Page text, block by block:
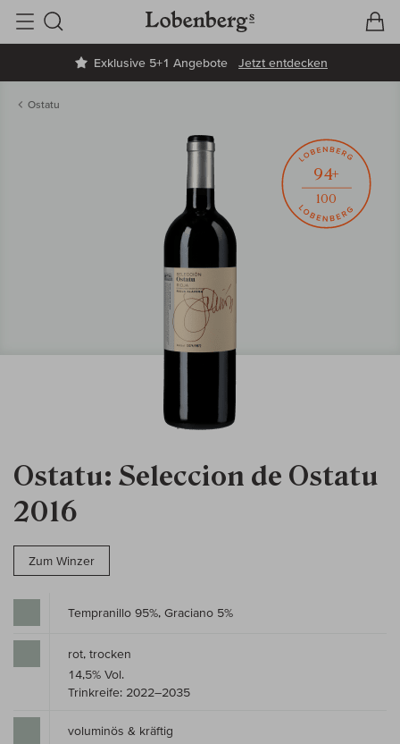
Exklusive 5+1 Angebote Jetzt entdecken
Suche
Ostatu
Ostatu: Seleccion de Ostatu
2016
Zum Winzer
94+
100
Tempranillo 95%, Graciano 5%
rot, trocken
14,5% Vol.
Trinkreife: 2022–2035
voluminös & kräftig